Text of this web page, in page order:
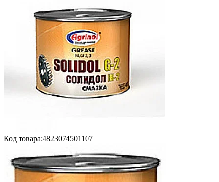
Код товара:4823074501107